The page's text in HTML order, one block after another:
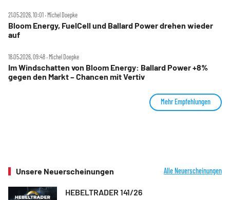
21.05.2026, 10:01 ‧ Michel Doepke
Bloom Energy, FuelCell und Ballard Power drehen wieder
auf
18.05.2026, 09:48 ‧ Michel Doepke
Im Windschatten von Bloom Energy: Ballard Power +8%
gegen den Markt – Chancen mit Vertiv
Mehr Empfehlungen
Unsere Neuerscheinungen Alle Neuerscheinungen
HEBELTRADER 141/26